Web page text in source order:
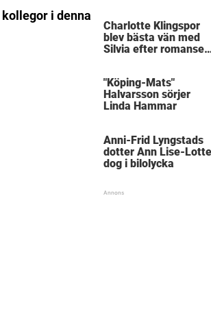
i denna
Charlotte Klingspor
blev bästa vän med
Silvia efter romansen
"Köping-Mats"
Halvarsson sörjer
Linda Hammar
Anni-Frid Lyngstads
dotter Ann Lise-Lotte
dog i bilolycka